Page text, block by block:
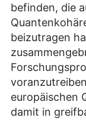
befinden, die
beizutragen
europäischen
damit in